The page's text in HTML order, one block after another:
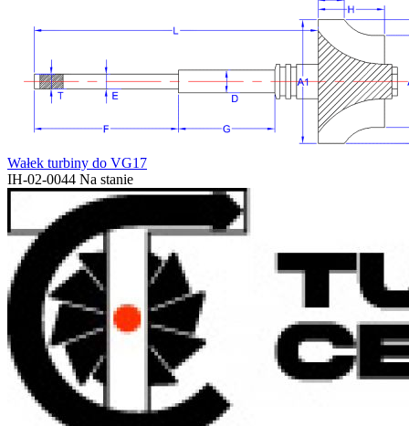
Wałek turbiny do VG17
IH-02-0044 Na stanie